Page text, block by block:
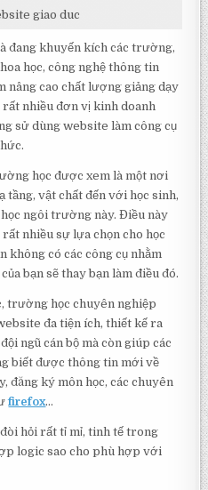
giao duc
đang khuyến kích các trường,
học, công nghệ thông tin
nâng cao chất lượng giảng dạy
rất nhiều đơn vị kinh doanh
sử dùng website làm công cụ
học được xem là một nơi
tầng, vật chất đến với học sinh,
ngôi trường này. Điều này
nhiều sự lựa chọn cho học
không có các công cụ nhằm
bạn sẽ thay bạn làm điều đó.
, trường học chuyên nghiệp
đa tiện ích, thiết kế ra
ngũ cán bộ mà còn giúp các
biết được thông tin mới về
đăng ký môn học, các chuyên
firefox…
hỏi rất tỉ mỉ, tinh tế trong
logic sao cho phù hợp với